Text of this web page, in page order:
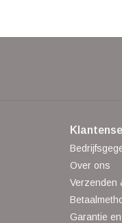
Over ons
Verzenden
Garantie